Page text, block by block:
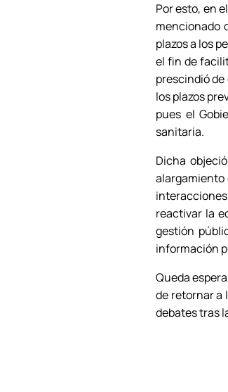
Por esto, en
mencionado
plazos a los
el fin de
prescindió
los plazos
pues el
sanitaria.
Dicha
alargamiento
reactivar la
gestión
información
Queda
de retornar a
debates tras